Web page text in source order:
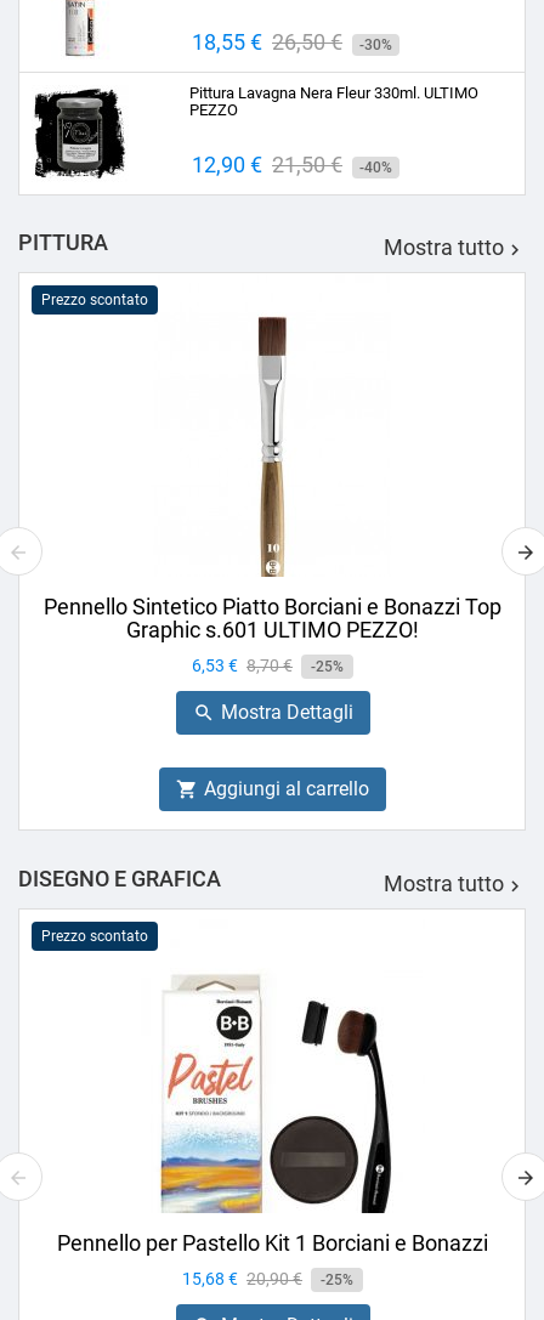
Prezzo
18,55 € Prezzo
base
26,50 € -30%
Pittura Lavagna Nera Fleur 330ml. ULTIMO
PEZZO
Prezzo
12,90 € Prezzo
base
21,50 € -40%
PITTURA Mostra tutto 
Prezzo scontato
Pennello Sintetico Piatto Borciani e Bonazzi Top
Graphic s.601 ULTIMO PEZZO!
Prezzo
6,53 € Prezzo
base
8,70 € -25%
 Mostra Dettagli
 Aggiungi al carrello
DISEGNO E GRAFICA Mostra tutto 
Prezzo scontato
Pennello per Pastello Kit 1 Borciani e Bonazzi
Prezzo
15,68 € Prezzo
base
20,90 € -25%